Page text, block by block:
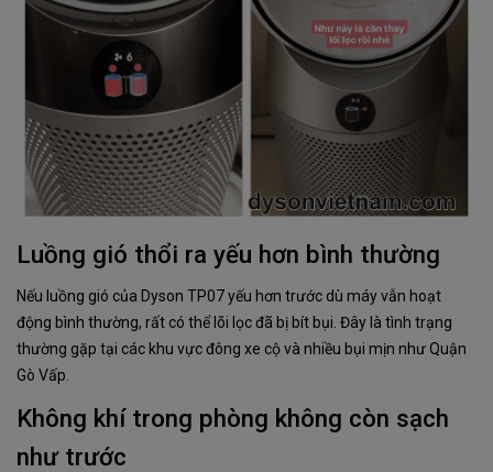
Luồng gió thổi ra yếu hơn bình thường
Nếu luồng gió của Dyson TP07 yếu hơn trước dù máy vẫn hoạt
động bình thường, rất có thể lõi lọc đã bị bít bụi. Đây là tình trạng
thường gặp tại các khu vực đông xe cộ và nhiều bụi mịn như Quận
Gò Vấp.
Không khí trong phòng không còn sạch
như trước